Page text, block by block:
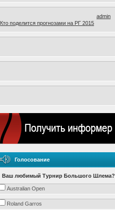
Кто поделится прогнозами на РГ 2015
admin
Голосование
Ваш любимый Турнир Большого Шлема?
Australian Open
Roland Garros